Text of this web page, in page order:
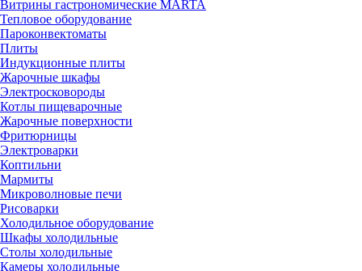
Витрины гастрономические MARTA
Тепловое оборудование
Пароконвектоматы
Плиты
Индукционные плиты
Жарочные шкафы
Электросковороды
Котлы пищеварочные
Жарочные поверхности
Фритюрницы
Электроварки
Коптильни
Мармиты
Микроволновые печи
Рисоварки
Холодильное оборудование
Шкафы холодильные
Столы холодильные
Камеры холодильные